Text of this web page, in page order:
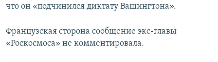
что он «подчинился диктату Вашингтона».
Французская сторона сообщение экс-главы
«Роскосмоса» не комментировала.